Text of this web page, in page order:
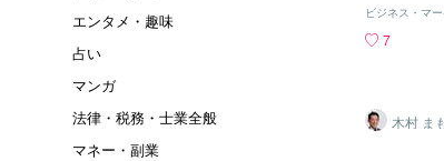
エンタメ・趣味
占い
マンガ
法律・税務・士業全般
マネー・副業
ビジネス・マ
7
木村 ま